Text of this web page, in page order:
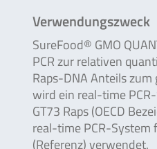
Verwendungszweck
SureFood® GMO
PCR zur relativen
Raps-DNA Anteils
wird ein real-time
GT73 Raps (OECD
real-time PCR-System
(Referenz) verwendet.